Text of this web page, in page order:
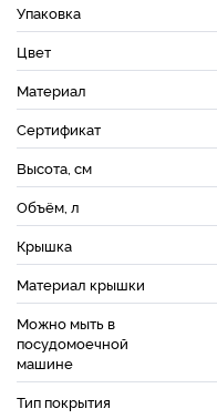
Упаковка
Цвет
Материал
Сертификат
Высота, см
Объём, л
Крышка
Материал крышки
Можно мыть в
посудомоечной
машине
Тип покрытия